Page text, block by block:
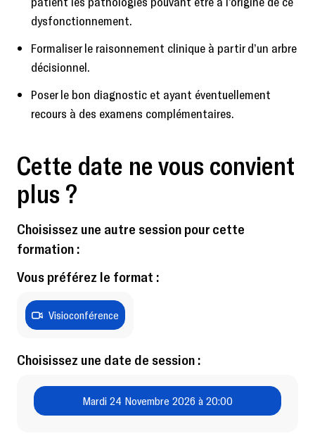
Cette date ne vous convient
plus ?
Choisissez une autre session pour cette
formation :
Vous préférez le format :
Visioconférence
Choisissez une date de session :
Mardi 24 Novembre 2026 à 20:00
dysfonctionnement.
Formaliser le raisonnement clinique à partir d’un arbre
décisionnel.
Poser le bon diagnostic et ayant éventuellement
recours à des examens complémentaires.